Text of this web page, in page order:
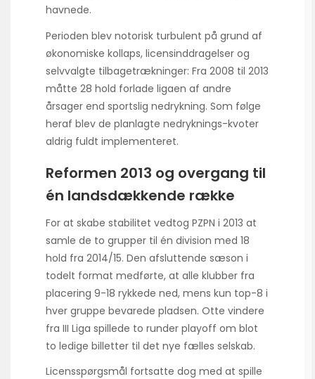
havnede.
Perioden blev notorisk turbulent på grund af
økonomiske kollaps, licensinddragelser og
selvvalgte tilbagetrækninger: Fra 2008 til 2013
måtte 28 hold forlade ligaen af andre
årsager end sportslig nedrykning. Som følge
heraf blev de planlagte nedryknings-kvoter
aldrig fuldt implementeret.
Reformen 2013 og overgang til
én landsdækkende række
For at skabe stabilitet vedtog PZPN i 2013 at
samle de to grupper til én division med 18
hold fra 2014/15. Den afsluttende sæson i
todelt format medførte, at alle klubber fra
placering 9-18 rykkede ned, mens kun top-8 i
hver gruppe bevarede pladsen. Otte vindere
fra III Liga spillede to runder playoff om blot
to ledige billetter til det nye fælles selskab.
Licensspørgsmål fortsatte dog med at spille